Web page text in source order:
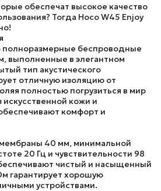
обеспечат высокое качество
Тогда Hoco W45 Enjoy
полноразмерные беспроводные
выполненные в элегантном
тип акустического
отличную изоляцию от
полностью погрузиться в мир
кожи и
комфорт и
40 мм, минимальной
20 Гц и чувствительности 98
чистый и насыщенный
гарантирует хорошую
устройствами.